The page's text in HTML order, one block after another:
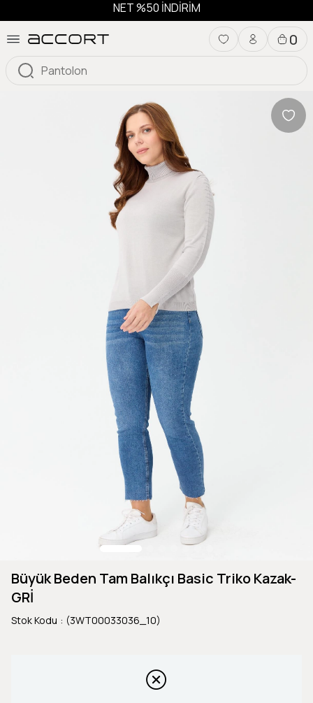
NET %50 İNDİRİM
0
Büyük Beden Tam Balıkçı Basic Triko Kazak-
GRİ
Stok Kodu (3WT00033036_10)